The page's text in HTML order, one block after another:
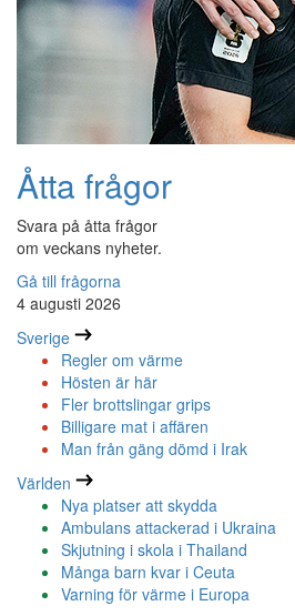
Åtta frågor
Svara på åtta frågor
om veckans nyheter.
Gå till frågorna
4 augusti 2026
Sverige
Regler om värme
Hösten är här
Fler brottslingar grips
Billigare mat i affären
Man från gäng dömd i Irak
Världen
Nya platser att skydda
Ambulans attackerad i Ukraina
Skjutning i skola i Thailand
Många barn kvar i Ceuta
Varning för värme i Europa